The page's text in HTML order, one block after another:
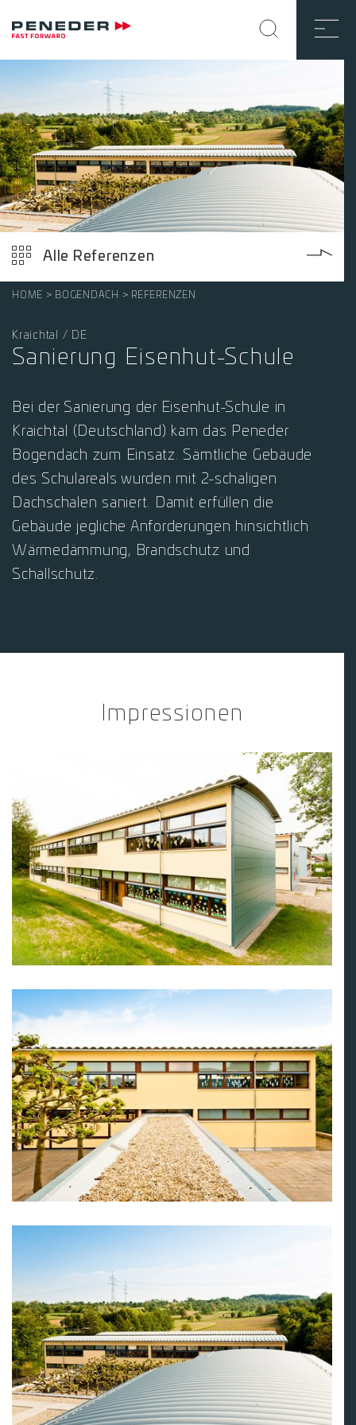
Alle Referenzen
HOME BOGENDACH REFERENZEN
Kraichtal / DE
Sanierung Eisenhut-Schule
Bei der Sanierung der Eisenhut-Schule in
Kraichtal (Deutschland) kam das Peneder
Bogendach zum Einsatz. Sämtliche Gebäude
des Schulareals wurden mit 2-schaligen
Dachschalen saniert. Damit erfüllen die
Gebäude jegliche Anforderungen hinsichtlich
Wärmedämmung, Brandschutz und
Schallschutz.
Impressionen